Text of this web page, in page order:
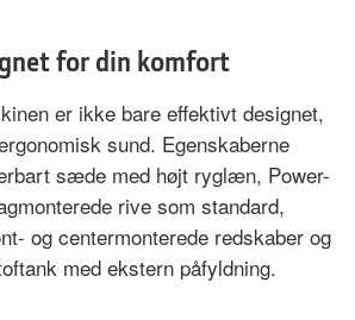
for din komfort
er ikke bare effektivt designet,
sund. Egenskaberne
sæde med højt ryglæn, Power-
rive som standard,
og centermonterede redskaber og
med ekstern påfyldning.